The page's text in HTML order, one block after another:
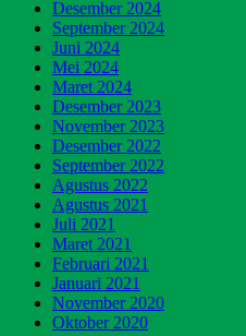
Desember 2024
September 2024
Juni 2024
Mei 2024
Maret 2024
Desember 2023
November 2023
Desember 2022
September 2022
Agustus 2022
Agustus 2021
Juli 2021
Maret 2021
Februari 2021
Januari 2021
November 2020
Oktober 2020